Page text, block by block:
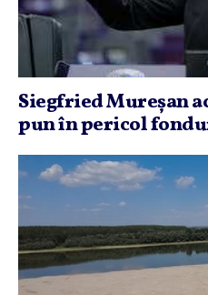
Siegfried Mureşan
pun în pericol